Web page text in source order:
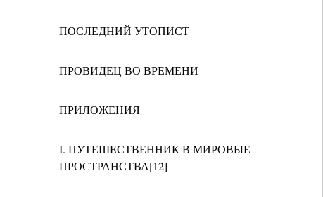
ПОСЛЕДНИЙ УТОПИСТ
ПРОВИДЕЦ ВО ВРЕМЕНИ
ПРИЛОЖЕНИЯ
I. ПУТЕШЕСТВЕННИК В МИРОВЫЕ
ПРОСТРАНСТВА[12]